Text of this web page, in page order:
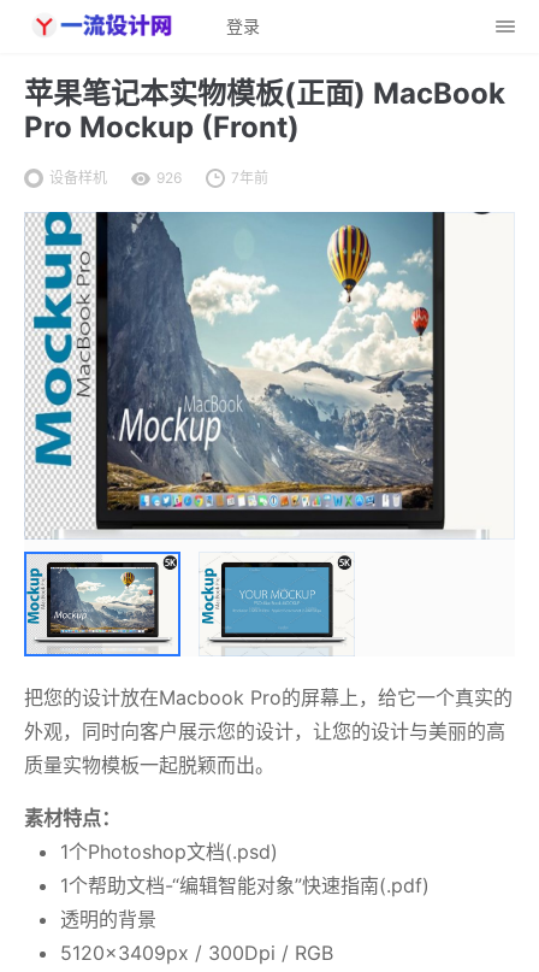
登录
苹果笔记本实物模板(正面) MacBook
Pro Mockup (Front)
设备样机 926 7年前
把您的设计放在Macbook Pro的屏幕上，给它一个真实的
外观，同时向客户展示您的设计，让您的设计与美丽的高
质量实物模板一起脱颖而出。
素材特点：
1个Photoshop文档(.psd)
1个帮助文档-“编辑智能对象”快速指南(.pdf)
透明的背景
5120x3409px / 300Dpi / RGB